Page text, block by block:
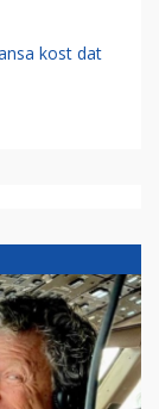
kost dat